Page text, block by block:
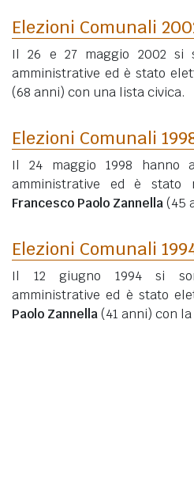
Elezioni Comunali
Il 26 e 27 maggio 2002 si
amministrative ed è stato
(68 anni) con una lista civica.
Elezioni Comunali
Il 24 maggio 1998 hanno
amministrative ed è stato
Francesco Paolo Zannella(45
Elezioni Comunali
Il 12 giugno 1994 si
amministrative ed è stato
Paolo Zannella(41 anni) con